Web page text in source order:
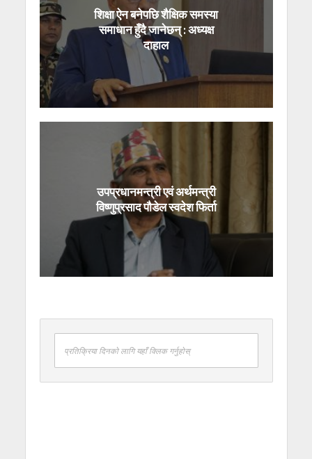
शिक्षा ऐन बनेपछि शैक्षिक समस्या
समाधान हुँदै जानेछन् : अध्यक्ष
दाहाल
उपप्रधानमन्त्री एवं अर्थमन्त्री
विष्णुप्रसाद पौडेल स्वदेश फिर्ता
प्रतिक्रिया दिनको लागि यहाँ क्लिक गर्नुहोस्